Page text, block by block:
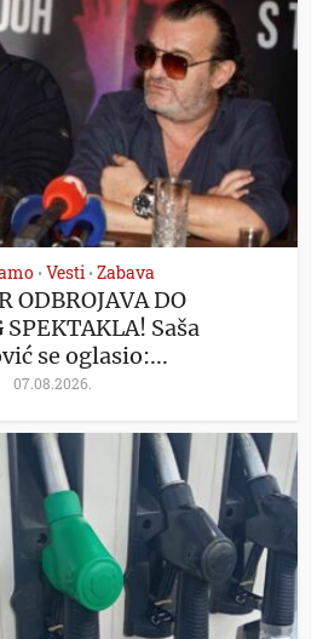
• Vesti • Zabava
ODBROJAVA DO
SPEKTAKLA! Saša
se oglasio:...
07.08.2026.